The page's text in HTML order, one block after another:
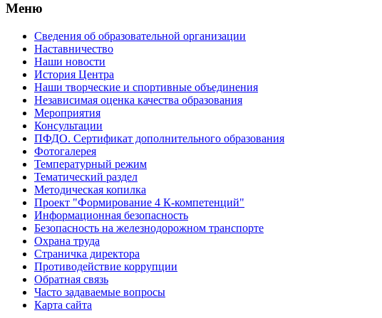
Меню
Сведения об образовательной организации
Наставничество
Наши новости
История Центра
Наши творческие и спортивные объединения
Независимая оценка качества образования
Мероприятия
Консультации
ПФДО. Сертификат дополнительного образования
Фотогалерея
Температурный режим
Тематический раздел
Методическая копилка
Проект "Формирование 4 К-компетенций"
Информационная безопасность
Безопасность на железнодорожном транспорте
Охрана труда
Страничка директора
Противодействие коррупции
Обратная связь
Часто задаваемые вопросы
Карта сайта